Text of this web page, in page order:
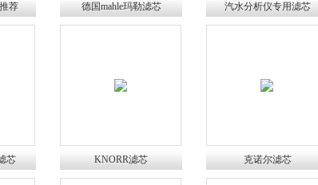
荐 德国mahle玛勒滤芯 汽水分析仪专用滤芯
芯 KNORR滤芯 克诺尔滤芯